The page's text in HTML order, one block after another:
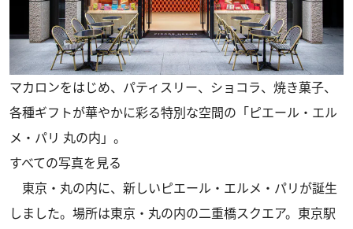
マカロンをはじめ、パティスリー、ショコラ、焼き菓子、
各種ギフトが華やかに彩る特別な空間の「ピエール・エル
メ・パリ 丸の内」。
すべての写真を見る
東京・丸の内に、新しいピエール・エルメ・パリが誕生
しました。場所は東京・丸の内の二重橋スクエア。東京駅